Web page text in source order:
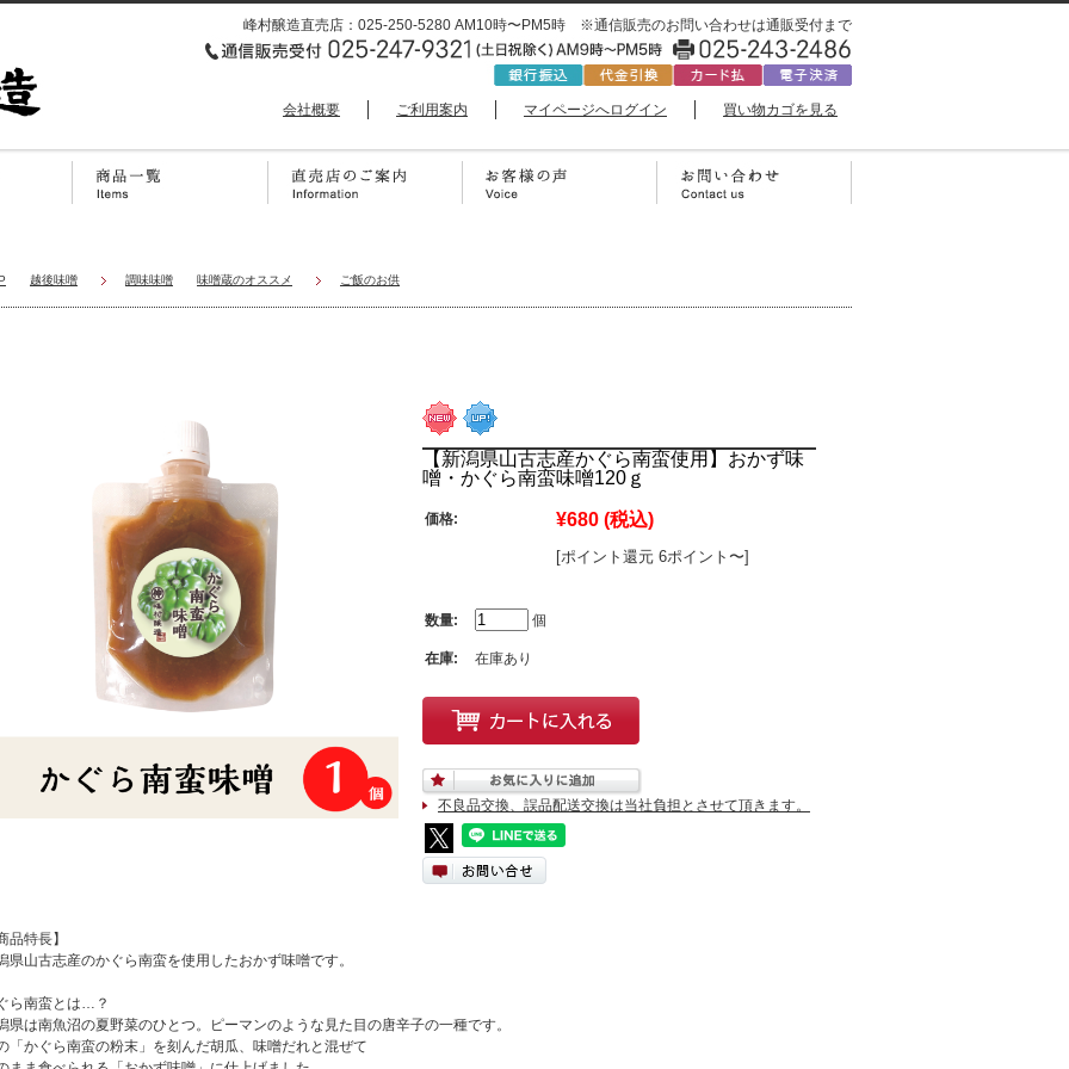
峰村醸造直売店：025-250-5280 AM10時〜PM5時 ※通信販売のお問い合わせは通販受付まで
会社概要 ご利用案内 マイページへログイン 買い物カゴを見る
越後味噌 調味味噌 味噌蔵のオススメ ご飯のお供
【新潟県山古志産かぐら南蛮使用】おかず味
噌・かぐら南蛮味噌120ｇ
価格: ¥680 (税込)
[ポイント還元 6ポイント〜]
数量: 個
在庫: 在庫あり
不良品交換、誤品配送交換は当社負担とさせて頂きます。
品特長】
県山古志産のかぐら南蛮を使用したおかず味噌です。
ら南蛮とは…？
県は南魚沼の夏野菜のひとつ。ピーマンのような見た目の唐辛子の一種です。
「かぐら南蛮の粉末」を刻んだ胡瓜、味噌だれと混ぜて